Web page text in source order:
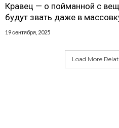
Кравец — о пойманной с
будут звать даже в
19 сентября, 2025
Load More